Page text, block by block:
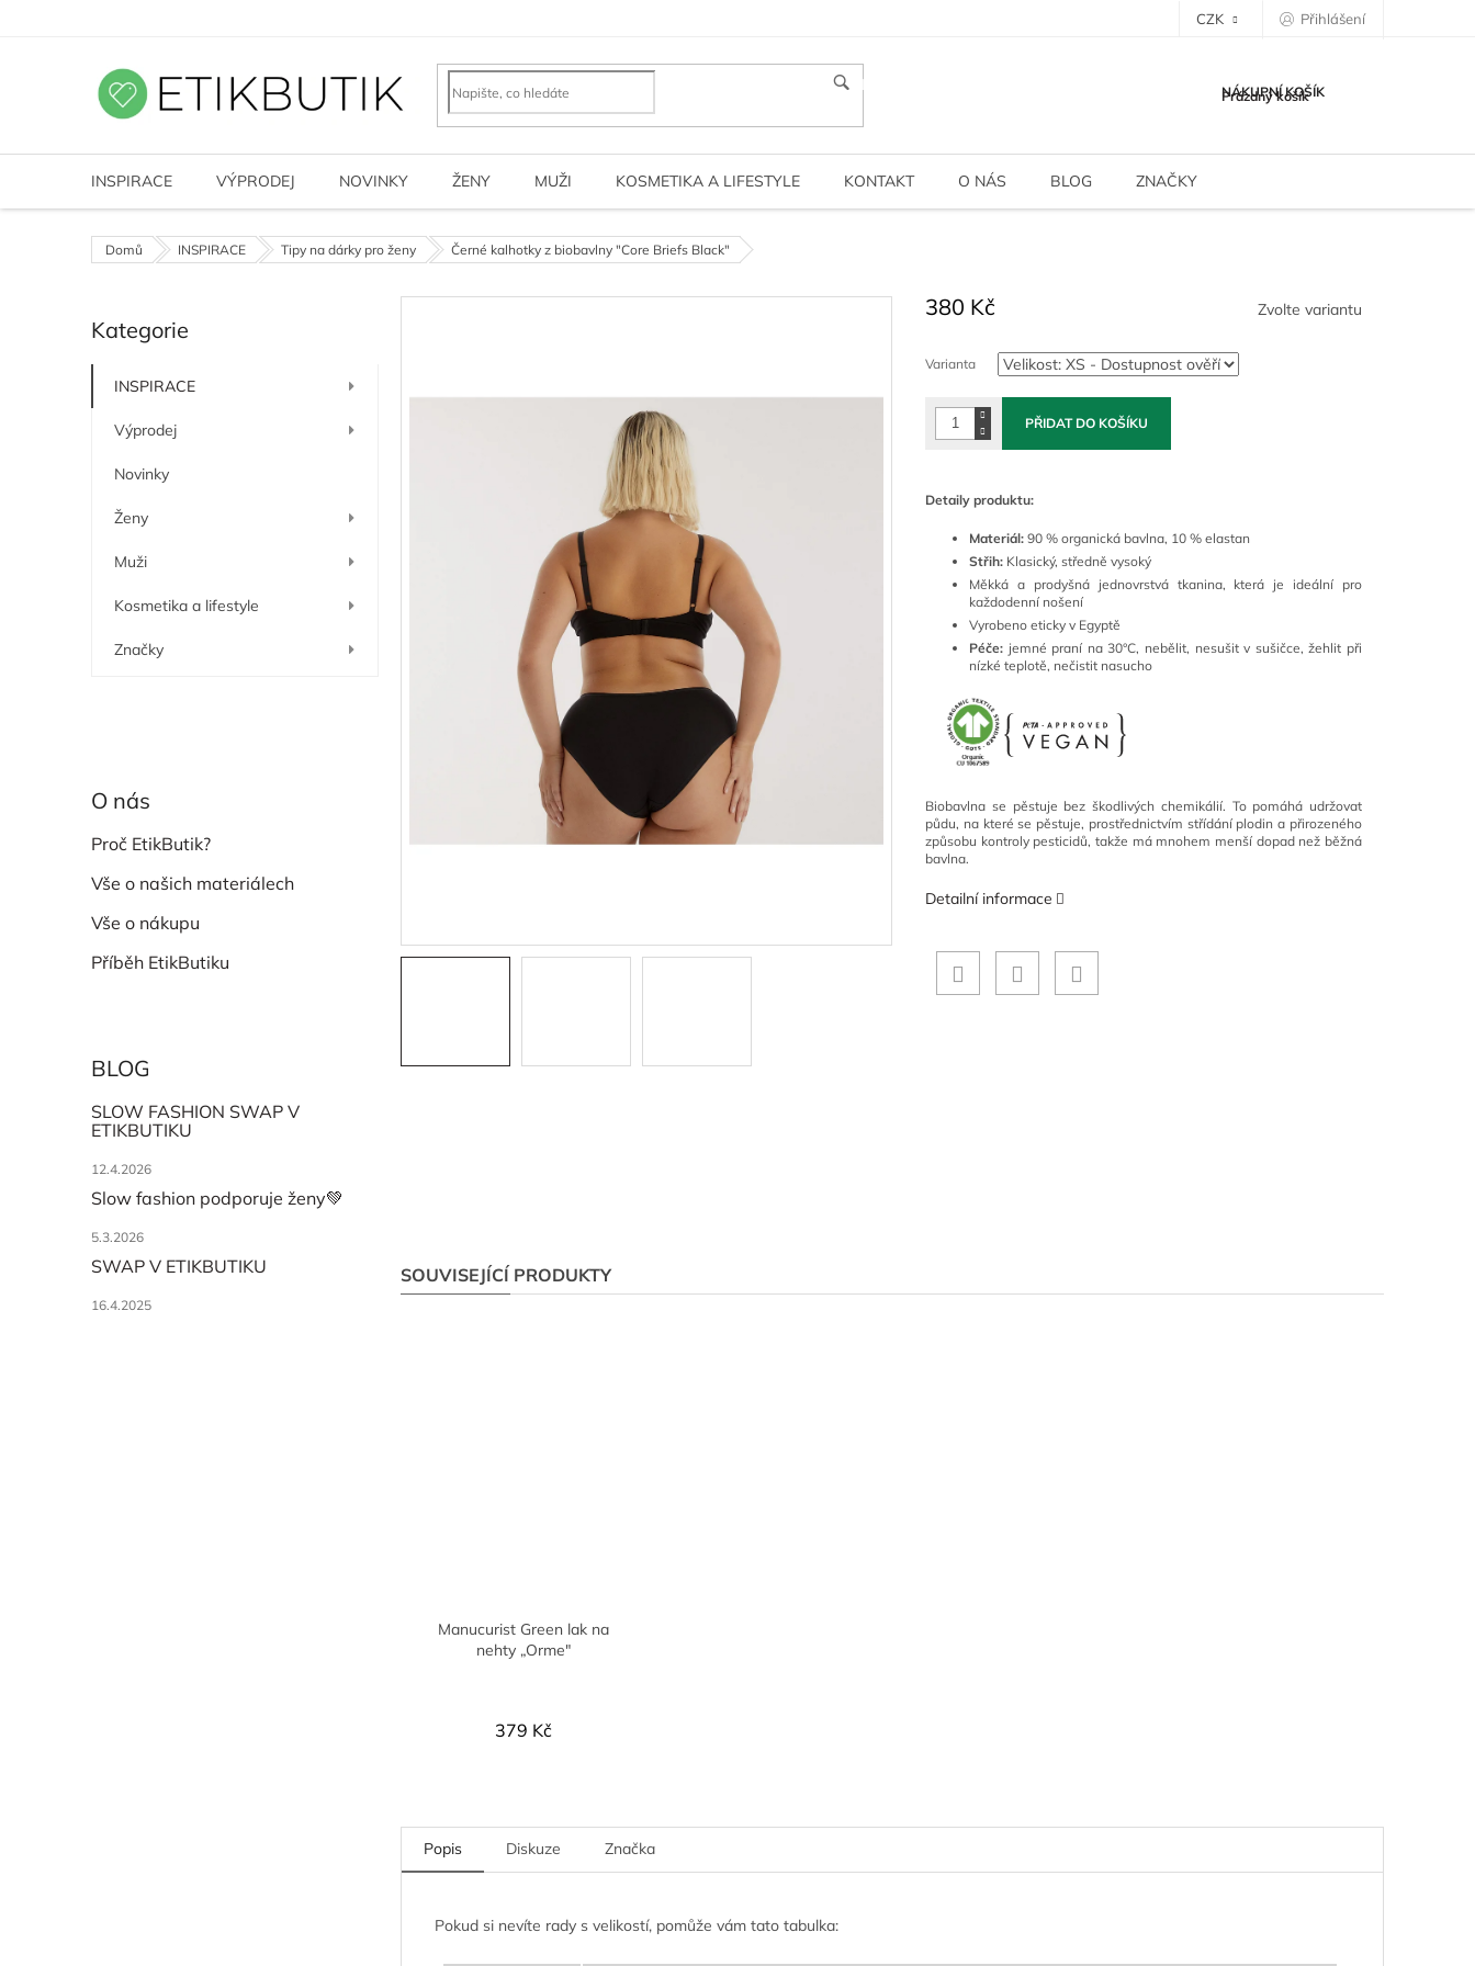
CZK Přihlášení
HLEDAT NÁKUPNÍ KOŠÍK
Prázdný košík
INSPIRACE VÝPRODEJ NOVINKY ŽENY MUŽI KOSMETIKA A LIFESTYLE KONTAKT O NÁS BLOG ZNAČKY
Domů INSPIRACE Tipy na dárky pro ženy Černé kalhotky z biobavlny "Core Briefs Black"
o
r
Přeskočit
kategorie
Kategorie
INSPIRACE
Výprodej
Novinky
Ženy
Muži
Kosmetika a lifestyle
Značky
O nás
Proč EtikButik?
Vše o našich materiálech
Vše o nákupu
Příběh EtikButiku
BLOG
SLOW FASHION SWAP V
ETIKBUTIKU
12.4.2026
Slow fashion podporuje ženy💚
5.3.2026
SWAP V ETIKBUTIKU
16.4.2025
380 Kč
cena:
Zvolte variantu
Varianta
PŘIDAT DO KOŠÍKU
Detaily produktu:
Materiál: 90 % organická bavlna, 10 % elastan
Střih: Klasický, středně vysoký
Měkká a prodyšná jednovrstvá tkanina, která je ideální pro
každodenní nošení
Vyrobeno eticky v Egyptě
Péče: jemné praní na 30°C, nebělit, nesušit v sušičce, žehlit při
nízké teplotě, nečistit nasucho
Biobavlna se pěstuje bez škodlivých chemikálií. To pomáhá udržovat
půdu, na které se pěstuje, prostřednictvím střídání plodin a přirozeného
způsobu kontroly pesticidů, takže má mnohem menší dopad než běžná
bavlna.
Detailní informace
SOUVISEJÍCÍ PRODUKTY
Manucurist Green lak na
nehty „Orme"
379 Kč
Popis Diskuze Značka
Pokud si nevíte rady s velikostí, pomůže vám tato tabulka: